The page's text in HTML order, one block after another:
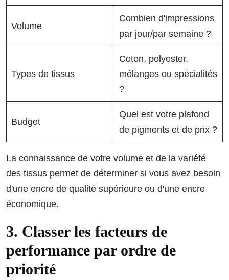
Volume
Combien d'impressions
par jour/par semaine ?
Types de tissus
Coton, polyester,
mélanges ou spécialités
?
Budget
Quel est votre plafond
de pigments et de prix ?
La connaissance de votre volume et de la variété
des tissus permet de déterminer si vous avez besoin
d'une encre de qualité supérieure ou d'une encre
économique.
3. Classer les facteurs de
performance par ordre de
priorité